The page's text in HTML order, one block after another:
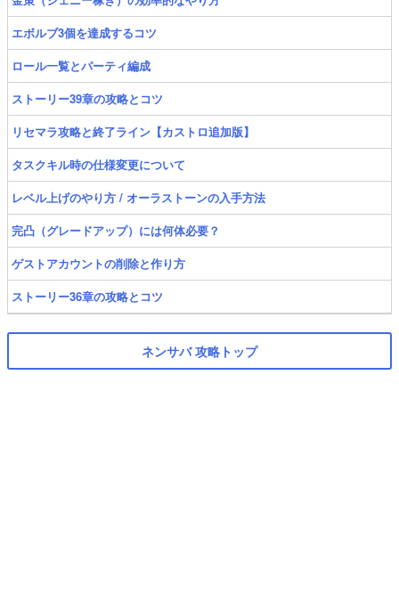
エボルブ3個を達成するコツ
ロール一覧とパーティ編成
ストーリー39章の攻略とコツ
リセマラ攻略と終了ライン【カストロ追加版】
タスクキル時の仕様変更について
レベル上げのやり方 / オーラストーンの入手方法
完凸（グレードアップ）には何体必要？
ゲストアカウントの削除と作り方
ストーリー36章の攻略とコツ
ネンサバ 攻略トップ